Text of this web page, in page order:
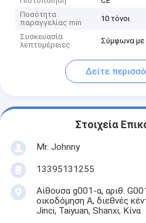
Ποσότητα
παραγγελίας min
10 τόνοι
Συσκευασία
λεπτομέρειες
Σύμφωνα με
Δείτε
Στοιχεία
Mr. Johnny
13395131255
Αίθουσα g001-α, αριθ.
οικοδόμηση Α, διεθνές
Jinci, Taiyuan, Shanxi, Κίνα